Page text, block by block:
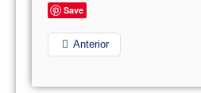
Save
Anterior